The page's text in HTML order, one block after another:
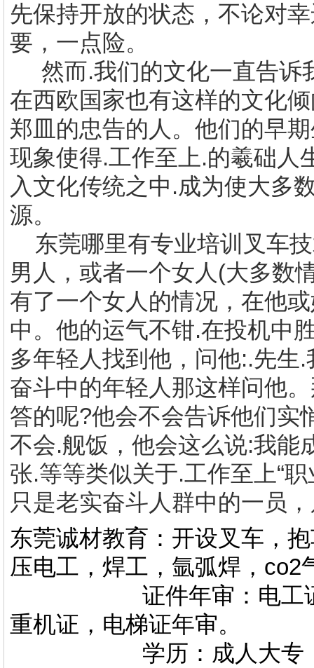
先保持开放的状态，不论对
要，一点险。
然而.我们的文化一直告诉
在西欧国家也有这样的文化
郑皿的忠告的人。他们的早
现象使得.工作至上.的羲础人
入文化传统之中.成为使大多
源。
东莞哪里有专业培训叉车
男人，或者一个女人(大多数
有了一个女人的情况，在他
中。他的运气不钳.在投机中
多年轻人找到他，问他:.先生
奋斗中的年轻人那这样问他
答的呢?他会不会告诉他们实
不会.舰饭，他会这么说:我能
张.等等类似关于.工作至上“
只是老实奋斗人群中的一员
东莞诚材教育：开设叉车，
压电工，焊工，氩弧焊，co2
证件年审：电工证，
重机证，电梯证年审。
学历：成人大专，专